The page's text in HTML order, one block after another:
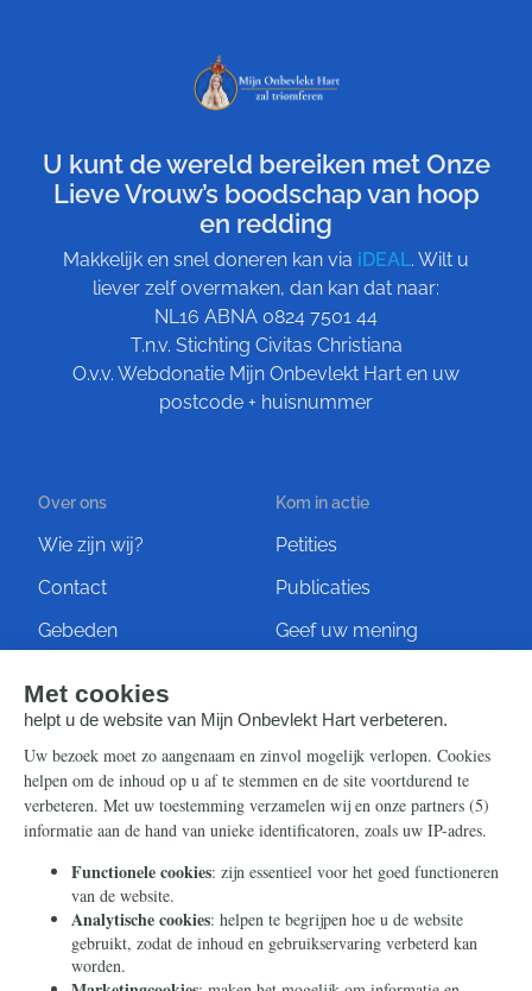
U kunt de wereld bereiken met Onze
Lieve Vrouw’s boodschap van hoop
en redding
Makkelijk en snel doneren kan via iDEAL. Wilt u
liever zelf overmaken, dan kan dat naar:
NL16 ABNA 0824 7501 44
T.n.v. Stichting Civitas Christiana
O.v.v. Webdonatie Mijn Onbevlekt Hart en uw
postcode + huisnummer
Over ons
Wie zijn wij?
Contact
Gebeden
Kom in actie
Petities
Publicaties
Geef uw mening
Steun ons
Nieuwsbrief
Eenmalig
Maandelijks
Periodiek
Nalaten
Info
Contact
Ontvang onze Telegram-
berichten